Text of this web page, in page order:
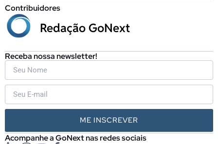
Contribuidores
Redação GoNext
Receba nossa newsletter!
ME INSCREVER
Acompanhe a GoNext nas redes sociais